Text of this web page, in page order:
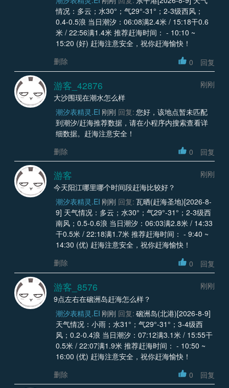
情况：多云；水30°；气29°-31°；2-3级西风；
0.4-0.5浪 当日潮汐：06:08满2.4米 / 15:18干0.6
米 / 22:56满1.4米 推荐赶海时间： - 10:10 ~
15:20 (好) 赶海注意安全，祝你赶海愉快！
删除
0 回复
游客_42876
刚刚
大沙围现在潮水怎么样
潮汐表精灵.EI 刚刚 回复: 您好，该地点暂未匹配
到潮汐/赶海推荐数据，请在小程序内搜索查看详
细数据。赶海注意安全！
删除
0 回复
游客
刚刚
今天阳江哪里哪个时间段赶海比较好？
潮汐表精灵.EI 刚刚 回复: 瓦晒(赶海圣地)[2026-8-
9] 天气情况：多云；水30°；气29°-31°；2-3级西
南风；0.5-0.6浪 当日潮汐：06:03满2.8米 / 14:33
干0.5米 / 22:18满1.7米 推荐赶海时间： - 9:40 ~
14:30 (优) 赶海注意安全，祝你赶海愉快！
删除
0 回复
游客_8576
刚刚
9点左右在硇洲岛赶海怎么样？
潮汐表精灵.EI 刚刚 回复: 硇洲岛(北港)[2026-8-9]
天气情况：小雨；水31°；气29°-31°；3-4级西
风；0.2-0.4浪 当日潮汐：07:12满3.1米 / 15:55干
0.5米 / 22:07满1.9米 推荐赶海时间： - 10:50 ~
16:00 (优) 赶海注意安全，祝你赶海愉快！
删除
0 回复